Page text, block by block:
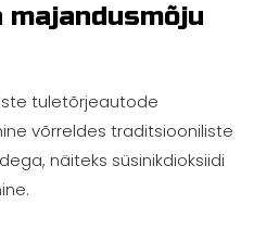
majandusmõju
tuletõrjeautode
võrreldes traditsiooniliste
näiteks süsinikdioksiidi